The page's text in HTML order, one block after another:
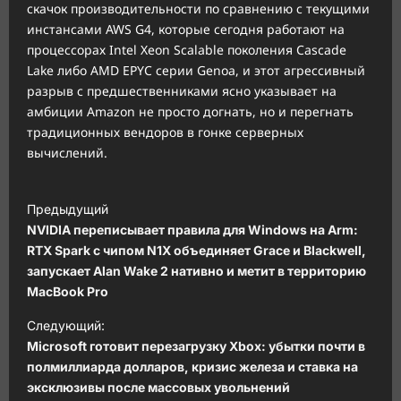
скачок производительности по сравнению с текущими
инстансами AWS G4, которые сегодня работают на
процессорах Intel Xeon Scalable поколения Cascade
Lake либо AMD EPYC серии Genoa, и этот агрессивный
разрыв с предшественниками ясно указывает на
амбиции Amazon не просто догнать, но и перегнать
традиционных вендоров в гонке серверных
вычислений.
Н
а
в
и
а
ц
и
Предыдущий
NVIDIA переписывает правила для Windows на Arm:
RTX Spark с чипом N1X объединяет Grace и Blackwell,
запускает Alan Wake 2 нативно и метит в территорию
MacBook Pro
Следующий:
Microsoft готовит перезагрузку Xbox: убытки почти в
полмиллиарда долларов, кризис железа и ставка на
эксклюзивы после массовых увольнений